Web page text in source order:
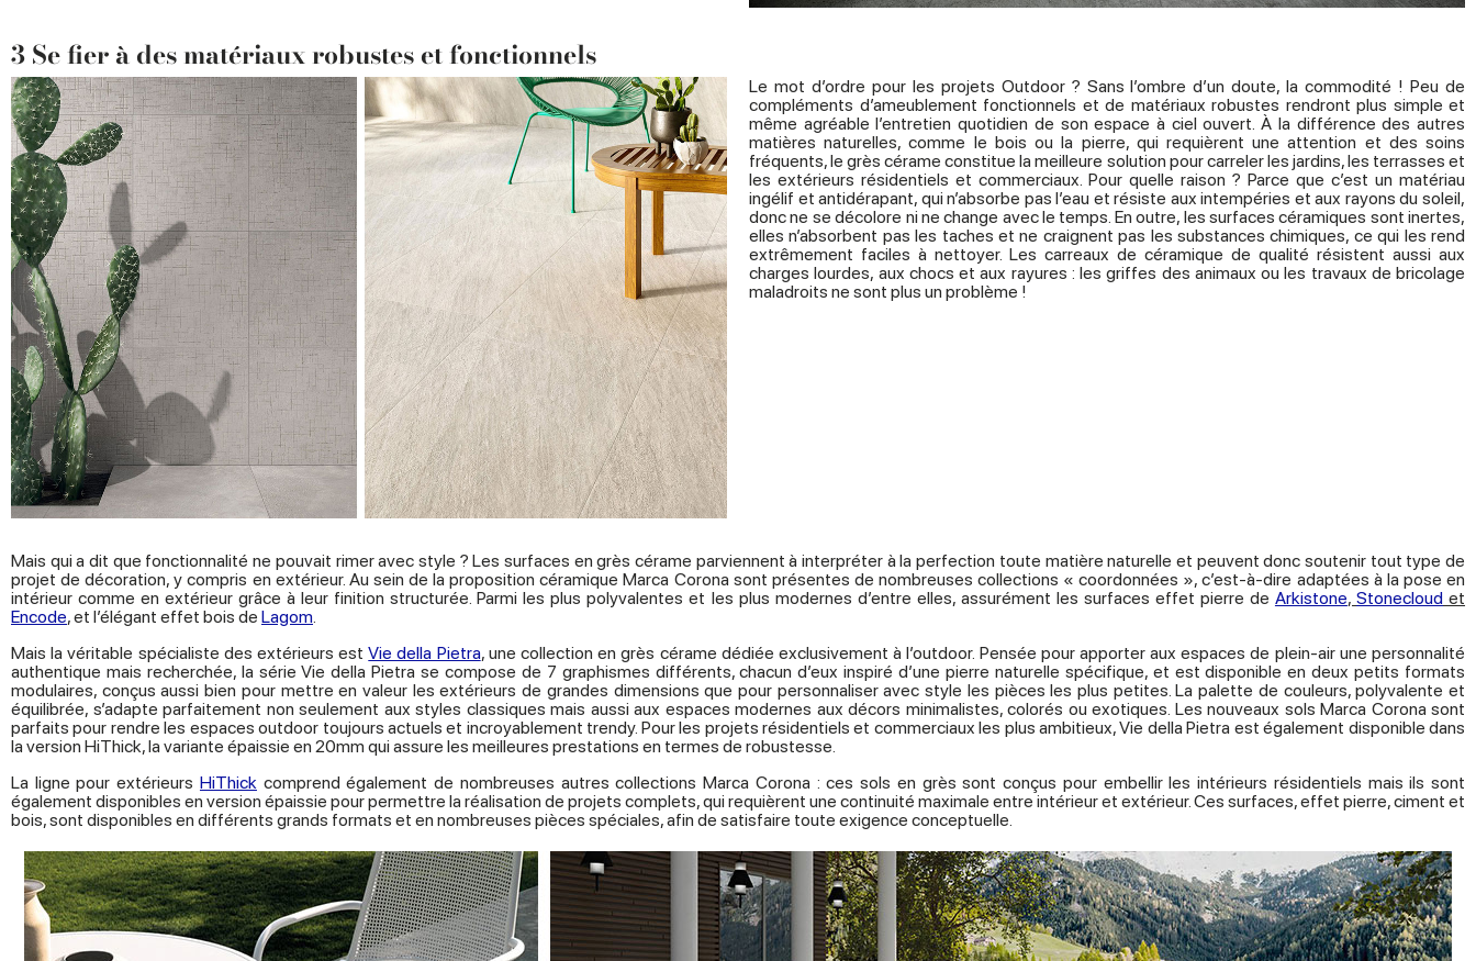
3 Se fier à des matériaux robustes et fonctionnels
Le mot d’ordre pour les projets Outdoor ? Sans l’ombre d’un doute, la commodité ! Peu de
compléments d’ameublement fonctionnels et de matériaux robustes rendront plus simple et
même agréable l’entretien quotidien de son espace à ciel ouvert. À la différence des autres
matières naturelles, comme le bois ou la pierre, qui requièrent une attention et des soins
fréquents, le grès cérame constitue la meilleure solution pour carreler les jardins, les terrasses et
les extérieurs résidentiels et commerciaux. Pour quelle raison ? Parce que c’est un matériau
ingélif et antidérapant, qui n’absorbe pas l’eau et résiste aux intempéries et aux rayons du soleil,
donc ne se décolore ni ne change avec le temps. En outre, les surfaces céramiques sont inertes,
elles n’absorbent pas les taches et ne craignent pas les substances chimiques, ce qui les rend
extrêmement faciles à nettoyer. Les carreaux de céramique de qualité résistent aussi aux
charges lourdes, aux chocs et aux rayures : les griffes des animaux ou les travaux de bricolage
maladroits ne sont plus un problème !
Mais qui a dit que fonctionnalité ne pouvait rimer avec style ? Les surfaces en grès cérame parviennent à interpréter à la perfection toute matière naturelle et peuvent donc soutenir tout type de
projet de décoration, y compris en extérieur. Au sein de la proposition céramique Marca Corona sont présentes de nombreuses collections « coordonnées », c’est-à-dire adaptées à la pose en
intérieur comme en extérieur grâce à leur finition structurée. Parmi les plus polyvalentes et les plus modernes d’entre elles, assurément les surfaces effet pierre de Arkistone, Stonecloudet
Encode, et l’élégant effet bois de Lagom
Mais la véritable spécialiste des extérieurs estVie della Pietra,une collection en grès cérame dédiée exclusivement à l’outdoor. Pensée pour apporter aux espaces de plein-air une personnalité
authentique mais recherchée, la série Vie della Pietra se compose de 7 graphismes différents, chacun d’eux inspiré d’une pierre naturelle spécifique, et est disponible en deux petits formats
modulaires, conçus aussi bien pour mettre en valeur les extérieurs de grandes dimensions que pour personnaliser avec style les pièces les plus petites. La palette de couleurs, polyvalente et
équilibrée, s’adapte parfaitement non seulement aux styles classiques mais aussi aux espaces modernes aux décors minimalistes, colorés ou exotiques. Les nouveaux sols Marca Corona sont
parfaits pour rendre les espaces outdoor toujours actuels et incroyablement trendy. Pour les projets résidentiels et commerciaux les plus ambitieux, Vie della Pietra est également disponible dans
la version HiThick, la variante épaissie en 20mm qui assure les meilleures prestations en termes de robustesse.
La ligne pour extérieurs HiThick comprend également de nombreuses autres collections Marca Corona : ces sols en grès sont conçus pour embellir les intérieurs résidentiels mais ils sont
également disponibles en version épaissie pour permettre la réalisation de projets complets, qui requièrent une continuité maximale entre intérieur et extérieur. Ces surfaces, effet pierre, ciment et
bois, sont disponibles en différents grands formats et en nombreuses pièces spéciales, afin de satisfaire toute exigence conceptuelle.